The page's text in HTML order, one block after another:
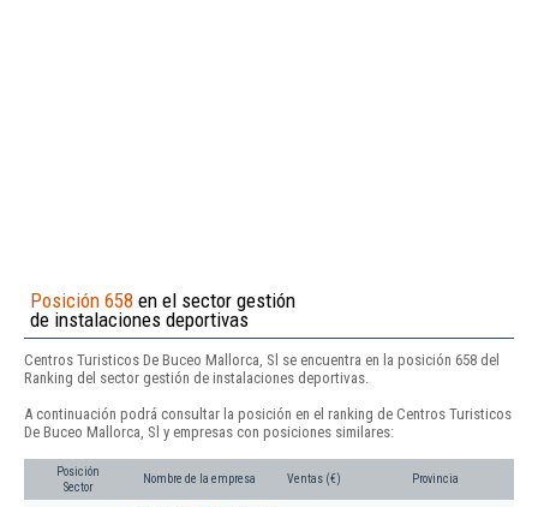
Posición 658 en el sector gestión
de instalaciones deportivas
Centros Turisticos De Buceo Mallorca, Sl se encuentra en la posición 658 del
Ranking del sector gestión de instalaciones deportivas.
A continuación podrá consultar la posición en el ranking de Centros Turisticos
De Buceo Mallorca, Sl y empresas con posiciones similares:
Posición
Sector
Nombre de la empresa Ventas (€) Provincia